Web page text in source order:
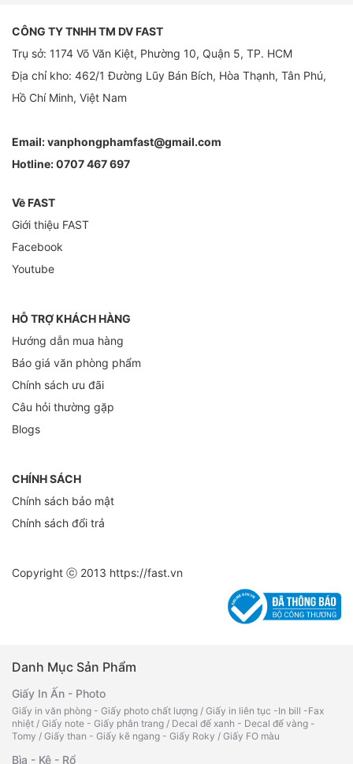
CÔNG TY TNHH TM DV FAST
Trụ sở: 1174 Võ Văn Kiệt, Phường 10, Quận 5, TP. HCM
Địa chỉ kho: 462/1 Đường Lũy Bán Bích, Hòa Thạnh, Tân Phú,
Hồ Chí Minh, Việt Nam
Email:vanphongphamfast@gmail.com
Hotline:0707 467 697
Về FAST
Giới thiệu FAST
Facebook
Youtube
HỖ TRỢ KHÁCH HÀNG
Hướng dẫn mua hàng
Báo giá văn phòng phẩm
Chính sách ưu đãi
Câu hỏi thường gặp
Blogs
CHÍNH SÁCH
Chính sách bảo mật
Chính sách đổi trả
Copyright ⓒ 2013 https://fast.vn
Danh Mục Sản Phẩm
Giấy In Ấn - Photo
Giấy in văn phòng - Giấy photo chất lượng / Giấy in liên tục -In bill -Fax
nhiệt / Giấy note - Giấy phân trang / Decal đế xanh - Decal đế vàng -
Tomy / Giấy than - Giấy kẽ ngang - Giấy Roky / Giấy FO màu
Bìa - Kệ - Rổ